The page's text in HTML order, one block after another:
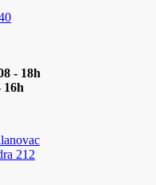
- 18h
16h
212